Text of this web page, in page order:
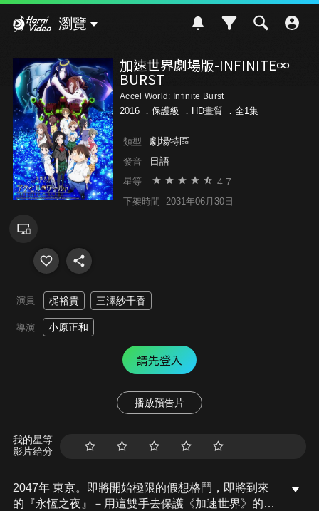
瀏覽
加速世界劇場版-INFINITE∞
BURST
Accel World: Infinite Burst
2016 ． 保護級 ．HD畫質 ．全1集
類型 劇場特區
發音 日語
星等 4.7
下架時間 2031年06月30日
演員 梶裕貴 三澤紗千香
導演 小原正和
請先登入
播放預告片
我的星等
影片給分
2047年 東京。即將開始極限的假想格鬥，即將到來
的『永恆之夜』－用這雙手去保護《加速世界》的未